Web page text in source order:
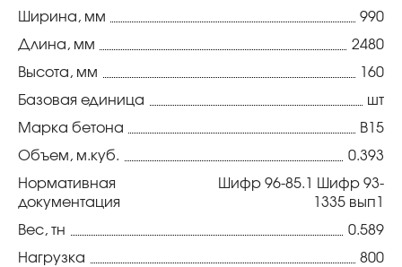
Ширина, мм
990
Длина, мм
2480
Высота, мм
160
Базовая единица
шт
Марка бетона
В15
Объем, м.куб.
0.393
Нормативная
документация
Шифр 96-85.1 Шифр 93-
1335 вып1
Вес, тн
0.589
Нагрузка
800